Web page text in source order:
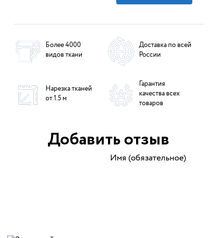
Более 4000
видов ткани
Доставка по всей
России
Нарезка тканей
от 1.5 м
Гарантия
качества всех
товаров
Добавить отзыв
Имя (обязательное)